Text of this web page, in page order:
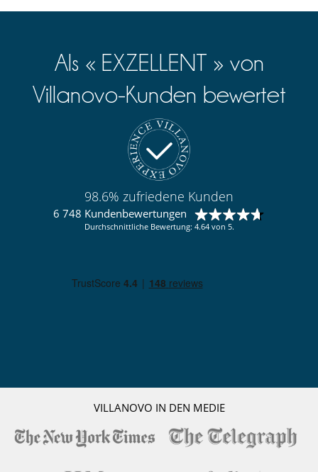
Als « EXZELLENT » von
Villanovo-Kunden bewertet
98.6% zufriedene Kunden
6 748 Kundenbewertungen
Durchschnittliche Bewertung: 4.64 von 5.
VILLANOVO IN DEN MEDIE